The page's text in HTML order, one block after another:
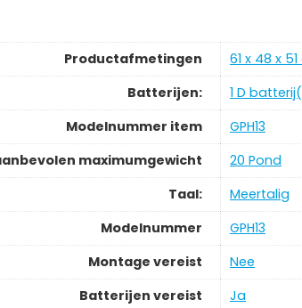
Productafmetingen
‎61 x 48 x
Batterijen:
‎1 D
Modelnummer item
‎GPH13
maximumgewicht
‎20 Pond
Taal:
‎Meertalig
Modelnummer
‎GPH13
Montage vereist
‎Nee
Batterijen vereist
‎Ja